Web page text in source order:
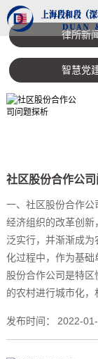
律所新
智慧党
社区股份合作公
一、社区股份合作
经济组织的改革创
泛实行，并渐渐成
化过程中，作为基
股份合作公司是特
的农村进行城市化，
发布时间： 2022-